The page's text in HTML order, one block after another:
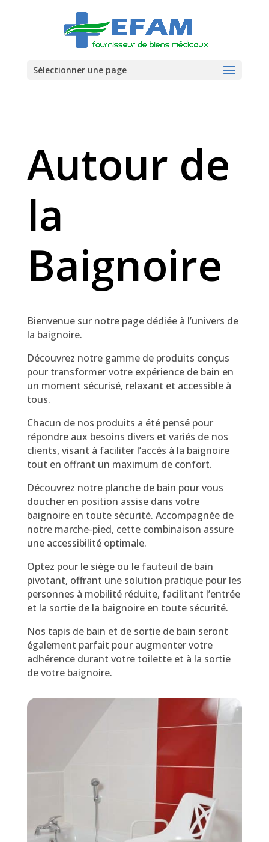
Sélectionner une page
Autour de
la
Baignoire
Bienvenue sur notre page dédiée à l’univers de
la baignoire.
Découvrez notre gamme de produits conçus
pour transformer votre expérience de bain en
un moment sécurisé, relaxant et accessible à
tous.
Chacun de nos produits a été pensé pour
répondre aux besoins divers et variés de nos
clients, visant à faciliter l’accès à la baignoire
tout en offrant un maximum de confort.
Découvrez notre planche de bain pour vous
doucher en position assise dans votre
baignoire en toute sécurité. Accompagnée de
notre marche-pied, cette combinaison assure
une accessibilité optimale.
Optez pour le siège ou le fauteuil de bain
pivotant, offrant une solution pratique pour les
personnes à mobilité réduite, facilitant l’entrée
et la sortie de la baignoire en toute sécurité.
Nos tapis de bain et de sortie de bain seront
également parfait pour augmenter votre
adhérence durant votre toilette et à la sortie
de votre baignoire.